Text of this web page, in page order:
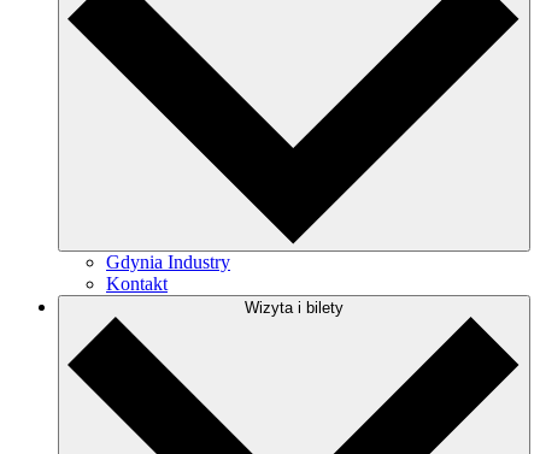
Gdynia Industry
Kontakt
Wizyta i bilety